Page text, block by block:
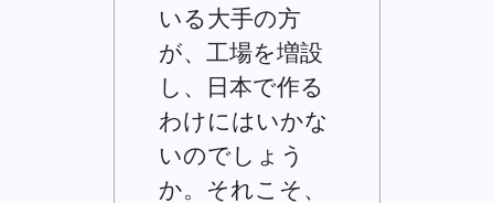
いる大手の方
が、工場を増設
し、日本で作る
わけにはいかな
いのでしょう
か。それこそ、